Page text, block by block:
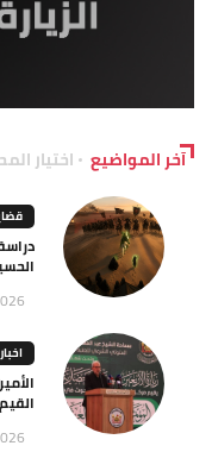
آخر المواضيع اختيار